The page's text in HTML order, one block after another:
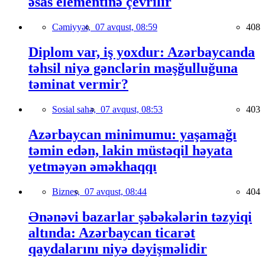
Cəmiyyət, 07 avqust, 08:59 408
Diplom var, iş yoxdur: Azərbaycanda
təhsil niyə gənclərin məşğulluğuna
təminat vermir?
Sosial sahə, 07 avqust, 08:53 403
Azərbaycan minimumu: yaşamağı
təmin edən, lakin müstəqil həyata
yetməyən əməkhaqqı
Biznes, 07 avqust, 08:44 404
Ənənəvi bazarlar şəbəkələrin təzyiqi
altında: Azərbaycan ticarət
qaydalarını niyə dəyişməlidir